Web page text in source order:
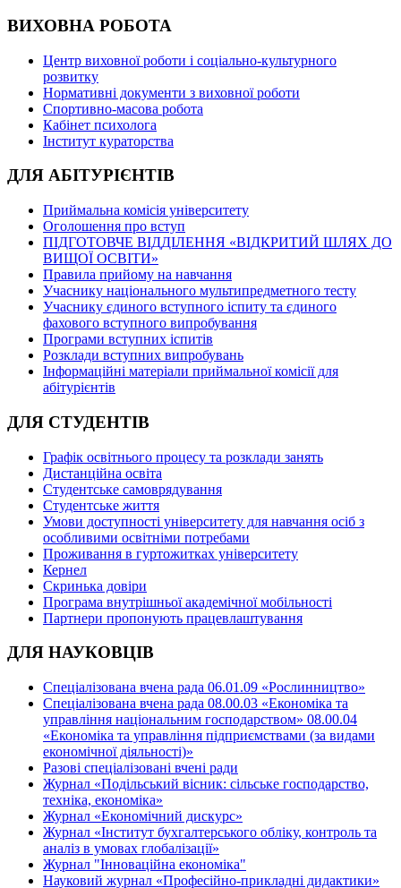
ВИХОВНА РОБОТА
Центр виховної роботи і соціально-культурного
розвитку
Нормативні документи з виховної роботи
Спортивно-масова робота
Кабінет психолога
Інститут кураторства
ДЛЯ АБІТУРІЄНТІВ
Приймальна комісія університету
Оголошення про вступ
ПІДГОТОВЧЕ ВІДДІЛЕННЯ «ВІДКРИТИЙ ШЛЯХ ДО
ВИЩОЇ ОСВІТИ»
Правила прийому на навчання
Учаснику національного мультипредметного тесту
Учаснику єдиного вступного іспиту та єдиного
фахового вступного випробування
Програми вступних іспитів
Розклади вступних випробувань
Інформаційні матеріали приймальної комісії для
абітурієнтів
ДЛЯ СТУДЕНТІВ
Графік освітнього процесу та розклади занять
Дистанційна освіта
Студентське самоврядування
Студентське життя
Умови доступності університету для навчання осіб з
особливими освітніми потребами
Проживання в гуртожитках університету
Кернел
Скринька довіри
Програма внутрішньої академічної мобільності
Партнери пропонують працевлаштування
ДЛЯ НАУКОВЦІВ
Спеціалізована вчена рада 06.01.09 «Рослинництво»
Спеціалізована вчена рада 08.00.03 «Економіка та
управління національним господарством» 08.00.04
«Економіка та управління підприємствами (за видами
економічної діяльності)»
Разові спеціалізовані вчені ради
Журнал «Подільський вісник: сільське господарство,
техніка, економіка»
Журнал «Економічний дискурс»
Журнал «Інститут бухгалтерського обліку, контроль та
аналіз в умовах глобалізації»
Журнал "Інноваційна економіка"
Науковий журнал «Професійно-прикладні дидактики»